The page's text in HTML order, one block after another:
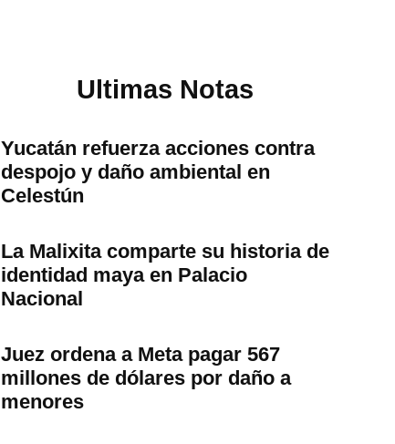
Ultimas Notas
Yucatán refuerza acciones contra
despojo y daño ambiental en
Celestún
La Malixita comparte su historia de
identidad maya en Palacio
Nacional
Juez ordena a Meta pagar 567
millones de dólares por daño a
menores